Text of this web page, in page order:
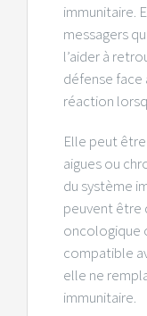
immunitaire.
messagers
l’aider à
défense face
réaction
Elle peut
aigues ou
du système
peuvent être
oncologique
compatible
elle ne
immunitaire.